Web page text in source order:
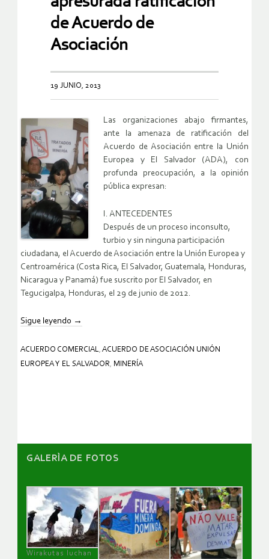
de Acuerdo de
Asociación
19 JUNIO, 2013
Las organizaciones abajo firmantes,
ante la amenaza de ratificación del
Acuerdo de Asociación entre la Unión
Europea y El Salvador (ADA), con
profunda preocupación, a la opinión
pública expresan:
I. ANTECEDENTES
Después de un proceso inconsulto,
turbio y sin ninguna participación
ciudadana, el Acuerdo de Asociación entre la Unión Europea y
Centroamérica (Costa Rica, El Salvador, Guatemala, Honduras,
Nicaragua y Panamá) fue suscrito por El Salvador, en
Tegucigalpa, Honduras, el 29 de junio de 2012.
Sigue leyendo →
ACUERDO COMERCIAL, ACUERDO DE ASOCIACIÓN UNIÓN
EUROPEA Y EL SALVADOR, MINERÍA
GALERÌA DE FOTOS
Wirakutas luchan